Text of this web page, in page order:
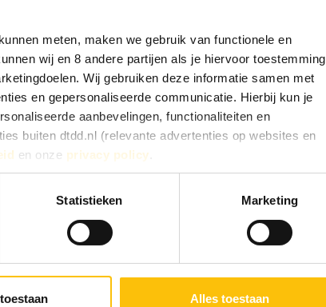
meten, maken we gebruik van functionele en
wij en 8 andere partijen als je hiervoor toestemming
Wij gebruiken deze informatie samen met
en gepersonaliseerde communicatie. Hierbij kun je
aanbevelingen, functionaliteiten en
buiten dtdd.nl (relevante advertenties op websites en
en onze privacy policy
toestaan’. Via ‘Selectie toestaan’ kun je specifieker
altijd aanpassen of intrekken via het
cookiebeleid
Statistieken Marketing
Alles toestaan